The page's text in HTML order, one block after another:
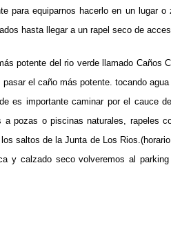
para equiparnos hacerlo en un lugar
hasta llegar a un rapel seco de
potente del rio verde llamado Caños
el caño más potente. tocando
es importante caminar por el cauce
pozas o piscinas naturales, rapeles
saltos de la Junta de Los
y calzado seco volveremos al